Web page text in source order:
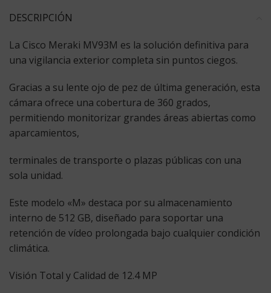
DESCRIPCIÓN
La Cisco Meraki MV93M es la solución definitiva para
una vigilancia exterior completa sin puntos ciegos.
Gracias a su lente ojo de pez de última generación, esta
cámara ofrece una cobertura de 360 grados,
permitiendo monitorizar grandes áreas abiertas como
aparcamientos,
terminales de transporte o plazas públicas con una
sola unidad.
Este modelo «M» destaca por su almacenamiento
interno de 512 GB, diseñado para soportar una
retención de vídeo prolongada bajo cualquier condición
climática.
Visión Total y Calidad de 12.4 MP